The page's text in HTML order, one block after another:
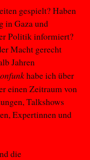
gespielt? Haben
in Gaza und
Politik informiert?
Macht gerecht
Jahren
habe ich über
einen Zeitraum von
Talkshows
Expertinnen und
die